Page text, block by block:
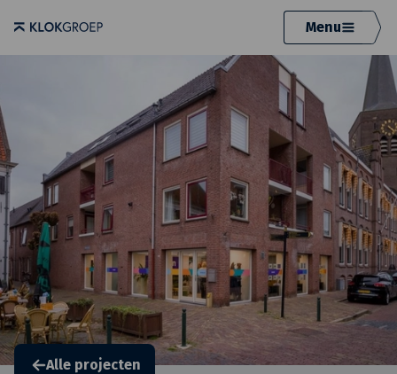
Menu
Alle projecten